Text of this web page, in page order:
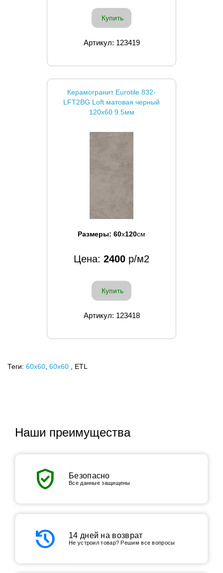
Купить
Артикул: 123419
Керамогранит Eurotile 832-
LFT2BG Loft матовая черный
120x60 9.5мм
Размеры: 60x120см
Цена: 2400 р/м2
Купить
Артикул: 123418
Теги: 60x60 60х60 , ETL
Наши преимущества
verified_user Безопасно
Все данные защищены
history 14 дней на возврат
Не устроил товар? Решим все вопросы